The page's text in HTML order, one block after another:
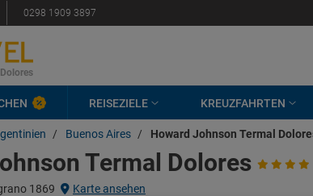
0298 1909 3897
REISEZIELE KREUZFAHRTEN
/ Buenos Aires / Howard Johnson Termal
Termal Dolores
1869 Karte ansehen